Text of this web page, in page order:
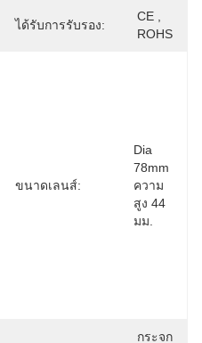
ได้รับการรับรอง:
CE ,
ROHS
ขนาดเลนส์:
Dia
78mm
ความ
สูง 44
มม.
กระจก